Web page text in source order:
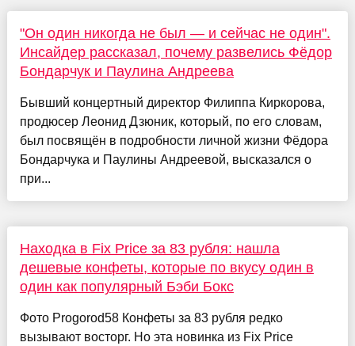
"Он один никогда не был — и сейчас не один".
Инсайдер рассказал, почему развелись Фёдор
Бондарчук и Паулина Андреева
Бывший концертный директор Филиппа Киркорова,
продюсер Леонид Дзюник, который, по его словам,
был посвящён в подробности личной жизни Фёдора
Бондарчука и Паулины Андреевой, высказался о
при...
Находка в Fix Price за 83 рубля: нашла
дешевые конфеты, которые по вкусу один в
один как популярный Бэби Бокс
Фото Progorod58 Конфеты за 83 рубля редко
вызывают восторг. Но эта новинка из Fix Price